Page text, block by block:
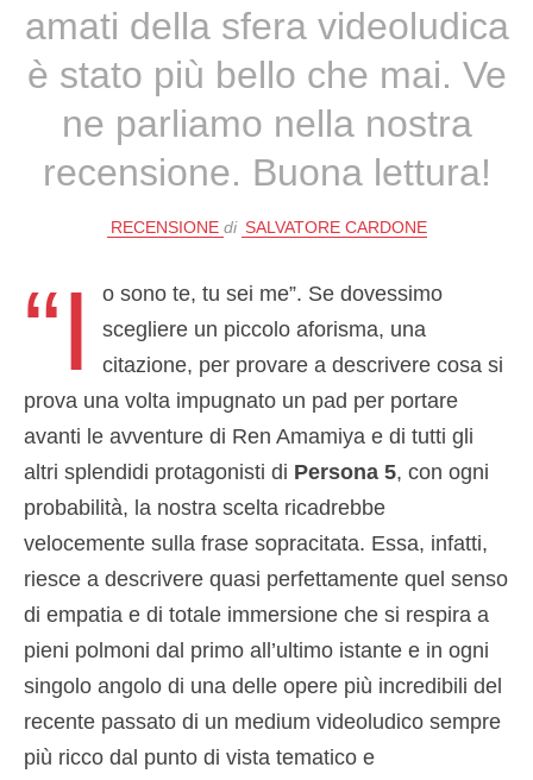
amati della sfera videoludica
è stato più bello che mai. Ve
ne parliamo nella nostra
recensione. Buona lettura!
RECENSIONE di SALVATORE CARDONE
“I
o sono te, tu sei me”. Se dovessimo
scegliere un piccolo aforisma, una
citazione, per provare a descrivere cosa si
prova una volta impugnato un pad per portare
avanti le avventure di Ren Amamiya e di tutti gli
altri splendidi protagonisti di Persona 5, con ogni
probabilità, la nostra scelta ricadrebbe
velocemente sulla frase sopracitata. Essa, infatti,
riesce a descrivere quasi perfettamente quel senso
di empatia e di totale immersione che si respira a
pieni polmoni dal primo all’ultimo istante e in ogni
singolo angolo di una delle opere più incredibili del
recente passato di un medium videoludico sempre
più ricco dal punto di vista tematico e